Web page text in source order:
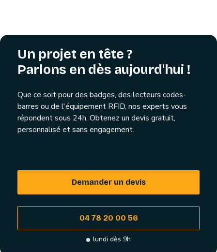
Un projet en tête ?
Parlons en dès aujourd'hui !
Que ce soit pour des badges, des lecteurs codes-
barres ou de l'équipement RFID, nos experts vous
répondent sous 24h. Obtenez un devis gratuit,
personnalisé et sans engagement.
Demander un devis
04 78 20 00 56
lundi dès 9h